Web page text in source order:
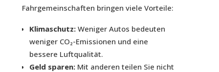
Fahrgemeinschaften bringen viele Vorteile:
Klimaschutz:Weniger Autos bedeuten
weniger CO₂-Emissionen und eine
bessere Luftqualität.
Geld sparen:Mit anderen teilen Sie nicht